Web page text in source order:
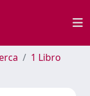
1 Libro